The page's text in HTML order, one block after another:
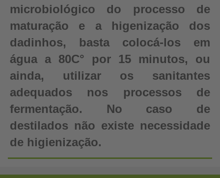
microbiológico do processo de
maturação e a higenização dos
dadinhos, basta colocá-los em
água a 80C° por 15 minutos, ou
ainda, utilizar os sanitantes
adequados nos processos de
fermentação. No caso de
destilados não existe necessidade
de higienização.